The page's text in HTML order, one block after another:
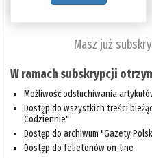
Masz już
W ramach subskrypcji
Możliwość odsłuchiwania
Dostęp do wszystkich treści
Codziennie"
Dostęp do archiwum "Gazety
Dostęp do felietonów on-line